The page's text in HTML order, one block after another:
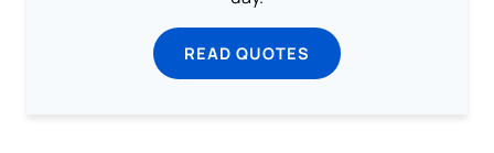
READ QUOTES